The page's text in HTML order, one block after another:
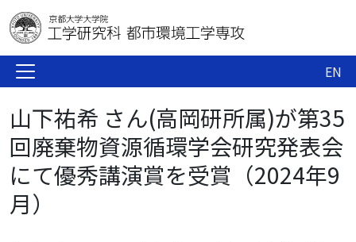
EN
山下祐希 さん(高岡研所属)が第35
回廃棄物資源循環学会研究発表会
にて優秀講演賞を受賞（2024年9
月）